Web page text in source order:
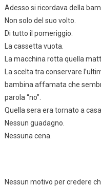
Adesso si ricordava della
Non solo del suo volto.
Di tutto il pomeriggio.
La cassetta vuota.
La macchina rotta quella
La scelta tra conservare
bambina affamata che
parola “no”.
Quella sera era tornato a
Nessun guadagno.
Nessuna cena.
Nessun motivo per credere